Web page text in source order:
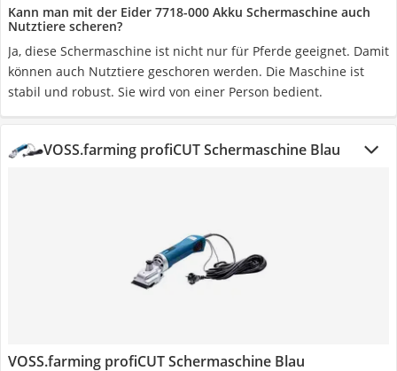
Kann man mit der Eider 7718-000 Akku Schermaschine auch
Nutztiere scheren?
Ja, diese Schermaschine ist nicht nur für Pferde geeignet. Damit
können auch Nutztiere geschoren werden. Die Maschine ist
stabil und robust. Sie wird von einer Person bedient.
VOSS.farming profiCUT Schermaschine Blau
VOSS.farming profiCUT Schermaschine Blau